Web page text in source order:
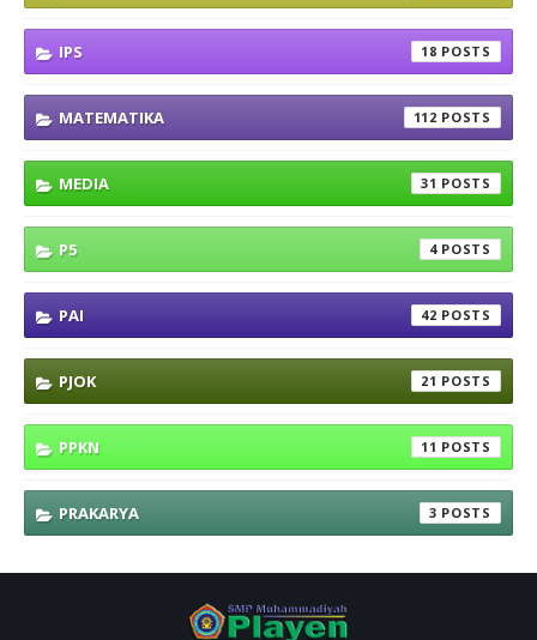
IPS 18
MATEMATIKA 112
MEDIA 31
P5 4
PAI 42
PJOK 21
PPKN 11
PRAKARYA 3